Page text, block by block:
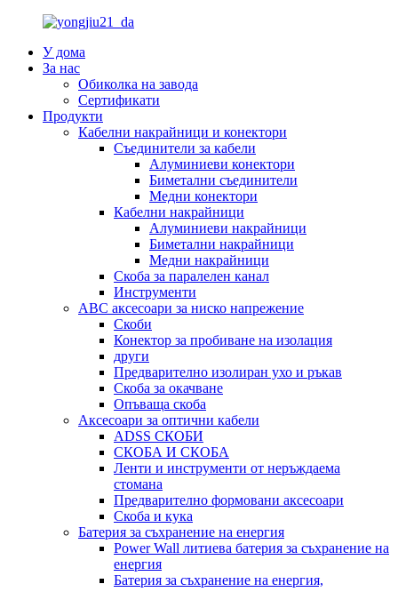
У дома
За нас
Обиколка на завода
Сертификати
Продукти
Кабелни накрайници и конектори
Съединители за кабели
Алуминиеви конектори
Биметални съединители
Медни конектори
Кабелни накрайници
Алуминиеви накрайници
Биметални накрайници
Медни накрайници
Скоба за паралелен канал
Инструменти
ABC аксесоари за ниско напрежение
Скоби
Конектор за пробиване на изолация
други
Предварително изолиран ухо и ръкав
Скоба за окачване
Опъваща скоба
Аксесоари за оптични кабели
ADSS СКОБИ
СКОБА И СКОБА
Ленти и инструменти от неръждаема
стомана
Предварително формовани аксесоари
Скоба и кука
Батерия за съхранение на енергия
Power Wall литиева батерия за съхранение на
енергия
Батерия за съхранение на енергия,